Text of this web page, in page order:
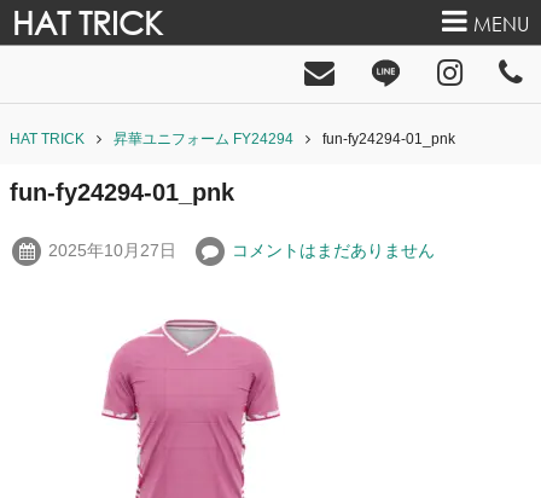
HAT TRICK MENU
HAT TRICK 昇華ユニフォーム FY24294 fun-fy24294-01_pnk
fun-fy24294-01_pnk
2025年10月27日 コメントはまだありません